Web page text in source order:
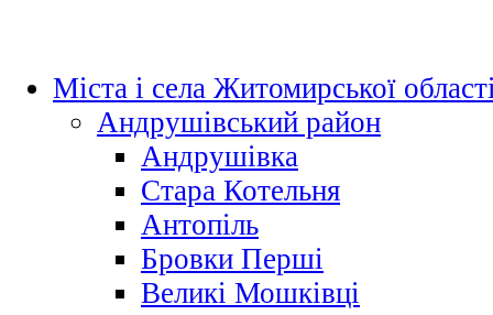
Міста і села Житомирської
Андрушівський район
Андрушівка
Стара Котельня
Антопіль
Бровки Перші
Великі Мошківці